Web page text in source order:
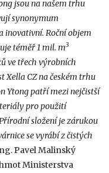
jsou na našem trhu
synonymum
inovativní. Roční objem
téměř 1 mil. m3
ve třech výrobních
Xella CZ na českém trhu
Ytong patří mezi nejčistší
pro použití
složení je zárukou
se vyrábí z čistých
Pavel Malinský
Ministerstva